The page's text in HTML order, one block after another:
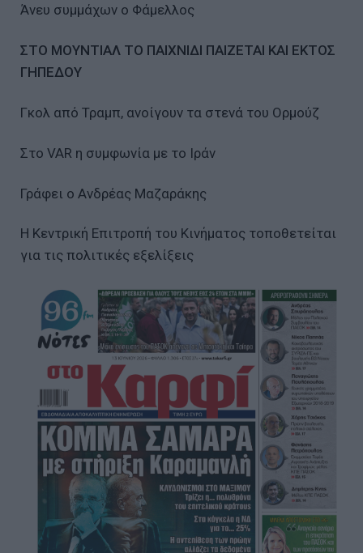
Άνευ συμμάχων ο Φάμελλος
ΣΤΟ ΜΟΥΝΤΙΑΛ ΤΟ ΠΑΙΧΝΙΔΙ ΠΑΙΖΕΤΑΙ ΚΑΙ ΕΚΤΟΣ
ΓΗΠΕΔΟΥ
Γκολ από Τραμπ, ανοίγουν τα στενά του Ορμούζ
Στο VAR η συμφωνία με το Ιράν
Γράφει ο Ανδρέας Μαζαράκης
Η Κεντρική Επιτροπή του Κινήματος τοποθετείται
για τις πολιτικές εξελίξεις